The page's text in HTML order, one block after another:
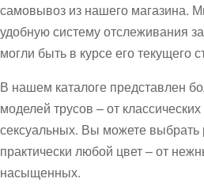
самовывоз из нашего магазина.
удобную систему отслеживания
могли быть в курсе его текущего
В нашем каталоге представлен
моделей трусов – от
сексуальных. Вы можете выбрать
практически любой цвет – от
насыщенных.